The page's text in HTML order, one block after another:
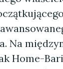
Na
Home-